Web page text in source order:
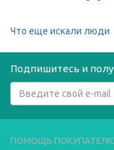
Что еще искали люди
Подпишитесь и
ПОМОЩЬ